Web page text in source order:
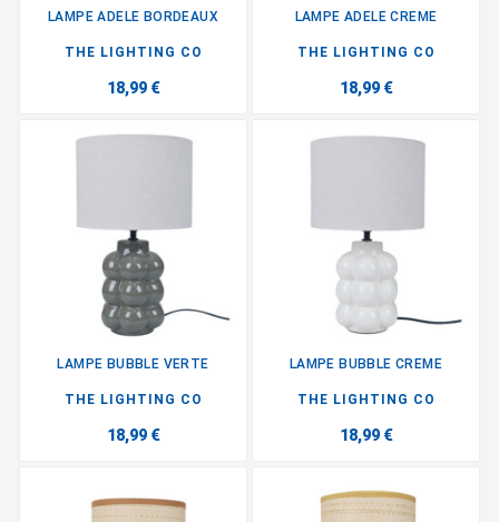
LAMPE ADELE BORDEAUX
THE LIGHTING CO
18,99 €
LAMPE ADELE CREME
THE LIGHTING CO
18,99 €
LAMPE BUBBLE VERTE
THE LIGHTING CO
18,99 €
LAMPE BUBBLE CREME
THE LIGHTING CO
18,99 €